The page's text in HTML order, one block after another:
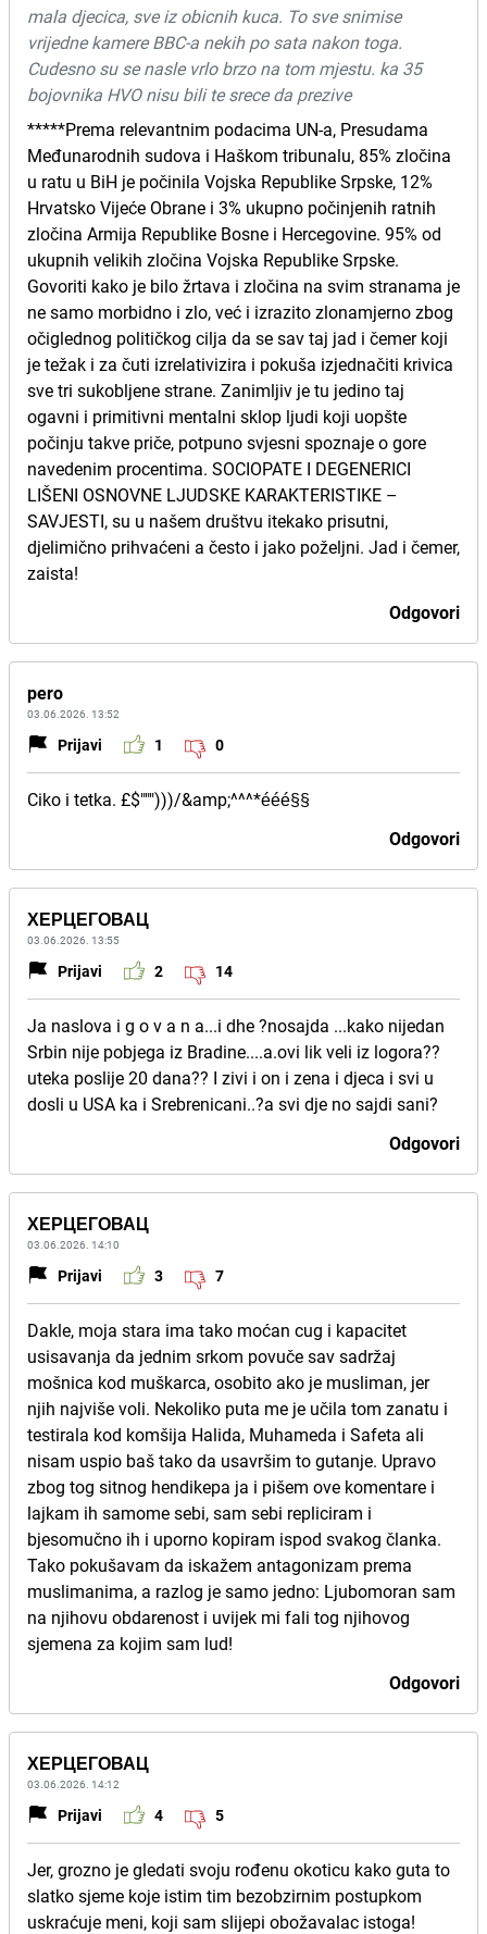
mala djecica, sve iz obicnih kuca. To sve snimise
vrijedne kamere BBC-a nekih po sata nakon toga.
Cudesno su se nasle vrlo brzo na tom mjestu. ka 35
bojovnika HVO nisu bili te srece da prezive
*****Prema relevantnim podacima UN-a, Presudama
Međunarodnih sudova i Haškom tribunalu, 85% zločina
u ratu u BiH je počinila Vojska Republike Srpske, 12%
Hrvatsko Vijeće Obrane i 3% ukupno počinjenih ratnih
zločina Armija Republike Bosne i Hercegovine. 95% od
ukupnih velikih zločina Vojska Republike Srpske.
Govoriti kako je bilo žrtava i zločina na svim stranama je
ne samo morbidno i zlo, već i izrazito zlonamjerno zbog
očiglednog političkog cilja da se sav taj jad i čemer koji
je težak i za čuti izrelativizira i pokuša izjednačiti krivica
sve tri sukobljene strane. Zanimljiv je tu jedino taj
ogavni i primitivni mentalni sklop ljudi koji uopšte
počinju takve priče, potpuno svjesni spoznaje o gore
navedenim procentima. SOCIOPATE I DEGENERICI
LIŠENI OSNOVNE LJUDSKE KARAKTERISTIKE –
SAVJESTI, su u našem društvu itekako prisutni,
djelimično prihvaćeni a često i jako poželjni. Jad i čemer,
zaista!
Odgovori
pero
03.06.2026. 13:52
Prijavi 1 0
Ciko i tetka. £$""")))/&amp;^^^*ééé§§
Odgovori
ХЕРЦЕГОВАЦ
03.06.2026. 13:55
Prijavi 2 14
Ja naslova i g o v a n a...i dhe ?nosajda ...kako nijedan
Srbin nije pobjega iz Bradine....a.ovi lik veli iz logora??
uteka poslije 20 dana?? I zivi i on i zena i djeca i svi u
dosli u USA ka i Srebrenicani..?a svi dje no sajdi sani?
Odgovori
ХЕРЦЕГОВАЦ
03.06.2026. 14:10
Prijavi 3 7
Dakle, moja stara ima tako moćan cug i kapacitet
usisavanja da jednim srkom povuče sav sadržaj
mošnica kod muškarca, osobito ako je musliman, jer
njih najviše voli. Nekoliko puta me je učila tom zanatu i
testirala kod komšija Halida, Muhameda i Safeta ali
nisam uspio baš tako da usavršim to gutanje. Upravo
zbog tog sitnog hendikepa ja i pišem ove komentare i
lajkam ih samome sebi, sam sebi repliciram i
bjesomučno ih i uporno kopiram ispod svakog članka.
Tako pokušavam da iskažem antagonizam prema
muslimanima, a razlog je samo jedno: Ljubomoran sam
na njihovu obdarenost i uvijek mi fali tog njihovog
sjemena za kojim sam lud!
Odgovori
ХЕРЦЕГОВАЦ
03.06.2026. 14:12
Prijavi 4 5
Jer, grozno je gledati svoju rođenu okoticu kako guta to
slatko sjeme koje istim tim bezobzirnim postupkom
uskraćuje meni, koji sam slijepi obožavalac istoga!